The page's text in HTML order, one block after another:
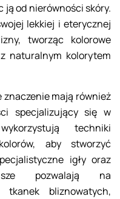
ją od nierówności skóry.
lekkiej i eterycznej
tworząc kolorowe
naturalnym kolorytem
mają również
specjalizujący się w
techniki
aby stworzyć
igły oraz
pozwalają na
tkanek bliznowatych,